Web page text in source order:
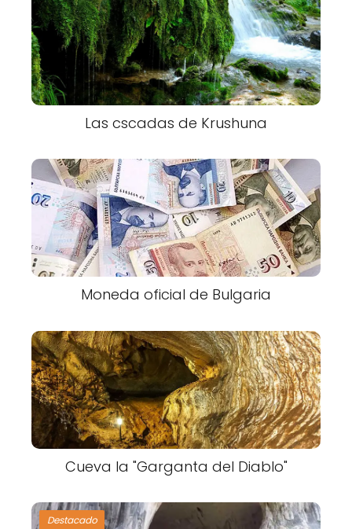
Las cscadas de Krushuna
Moneda oficial de Bulgaria
Cueva la "Garganta del Diablo"
Destacado